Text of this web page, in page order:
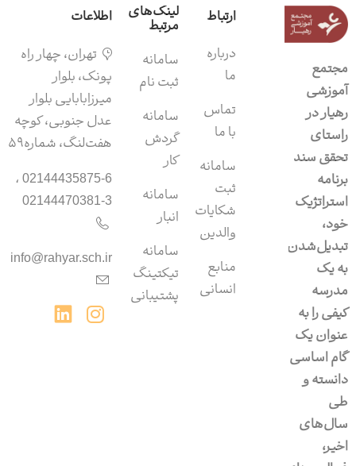
مجتمع
آموزشی
رهیار در
راستای
تحقق سند
برنامه
استراتژیک
خود،
تبدیل‌شدن
به یک
مدرسه
کیفی را به
عنوان یک
گام اساسی
دانسته و
طی
سال‌های
اخیر،
ارتباط
درباره
ما
تماس
با ما
سامانه
ثبت
شکایات
والدین
منابع
انسانی
لینک‌های
مرتبط
سامانه‌
ثبت نام
سامانه
گردش
کار
سامانه‌
انبار
سامانه‌
تیکتینگ
پشتیبانی
اطلاعات
تهران، چهار راه
پونک، بلوار
میرزابابایی بلوار
عدل جنوبی، کوچه
هفت‌لنگ، شماره۵۹
02144435875-6 ،
02144470381-3
info@rahyar.sch.ir